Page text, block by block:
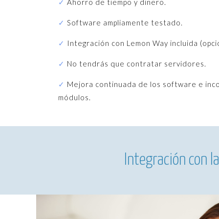
✓ Ahorro de tiempo y dinero.
✓ Software ampliamente testado.
✓ Integración con Lemon Way incluida
✓ No tendrás que contratar servidores.
✓ Mejora continuada de los software e
módulos.
Integración con